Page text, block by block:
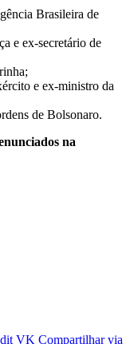
Brasileira de
e ex-secretário de
e ex-ministro da
de Bolsonaro.
na
VK Compartilhar via